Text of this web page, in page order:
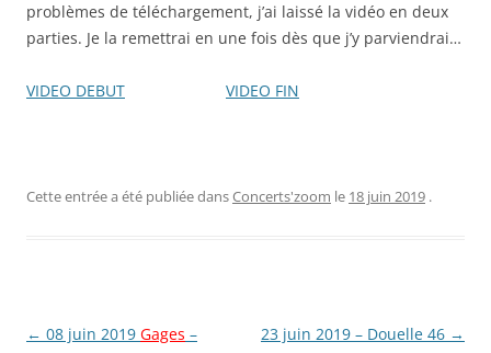
problèmes de téléchargement, j’ai laissé la vidéo en deux
parties. Je la remettrai en une fois dès que j’y parviendrai…
VIDEO DEBUT VIDEO FIN
Cette entrée a été publiée dansConcerts'zoom le 18 juin 2019 .
Navigation
← 08 juin 2019 Gages –
23 juin 2019 – Douelle 46 →